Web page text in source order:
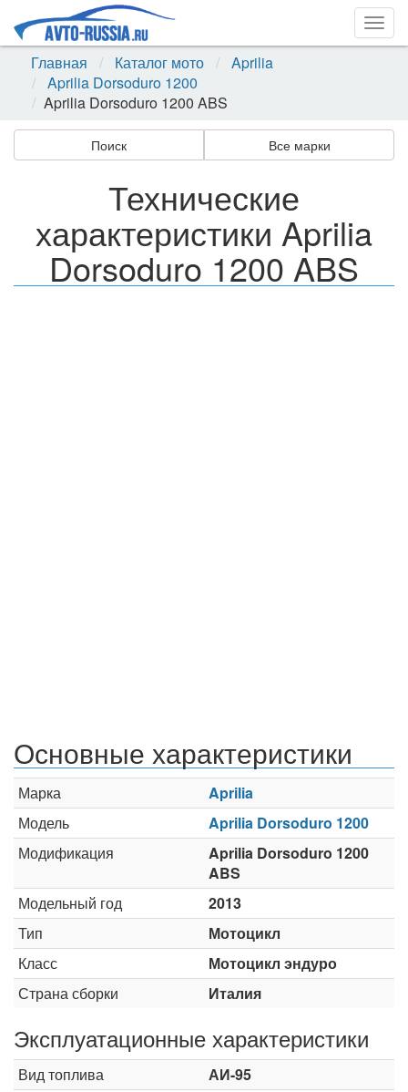
Главная
Каталог мото
Aprilia
Aprilia Dorsoduro 1200
Aprilia Dorsoduro 1200 ABS
Поиск Все марки
Технические
характеристики Aprilia
Dorsoduro 1200 ABS
Основные характеристики
Марка
Aprilia
Модель
Aprilia Dorsoduro 1200
Модификация
Aprilia Dorsoduro 1200
ABS
Модельный год
2013
Тип
Мотоцикл
Класс
Мотоцикл эндуро
Страна сборки
Италия
Эксплуатационные характеристики
Вид топлива
АИ-95